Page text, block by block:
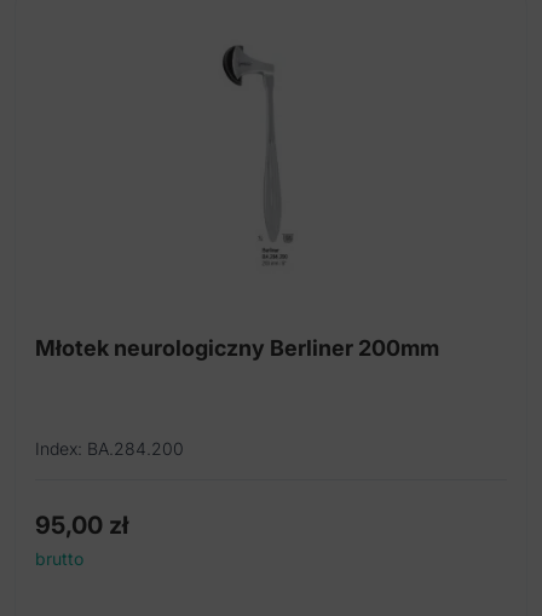
Młotek neurologiczny Berliner 200mm
Index: BA.284.200
95,00 zł
brutto